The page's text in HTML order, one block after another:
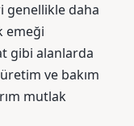
genellikle daha
emeği
gibi alanlarda
ve bakım
mutlak